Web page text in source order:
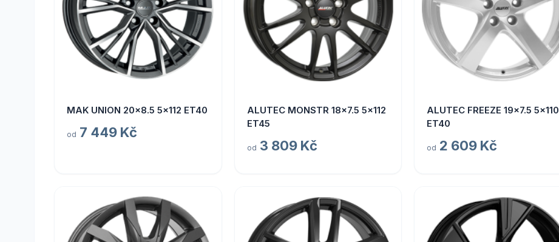
MAK UNION 20x8.5 5x112 ET40
od 7 449 Kč
ALUTEC MONSTR 18x7.5 5x112
ET45
od 3 809 Kč
ALUTEC FREEZE 19x7.5 5x110
ET40
od 2 609 Kč